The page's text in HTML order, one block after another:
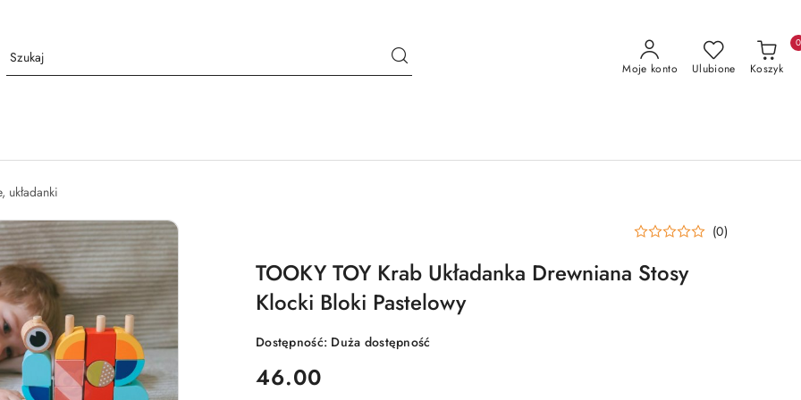
Moje konto Ulubione Koszyk
0
układanki
(0)
TOOKY TOY Krab Układanka Drewniana Stosy
Klocki Bloki Pastelowy
Dostępność: Duża dostępność
cena:
46.00